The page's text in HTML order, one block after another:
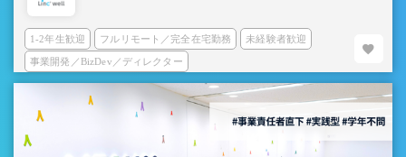
1-2年生歓迎 フルリモート／完全在宅勤務 未経験者歓迎
事業開発／BizDev／ディレクター